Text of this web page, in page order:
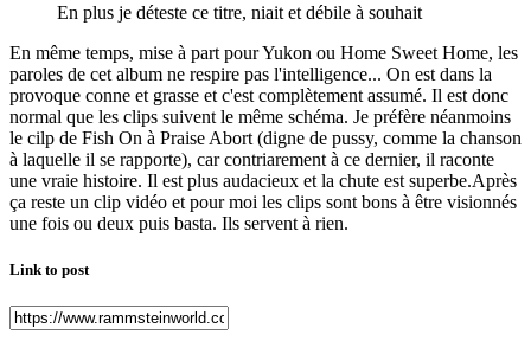
En plus je déteste ce titre, niait et débile à souhait
En même temps, mise à part pour Yukon ou Home Sweet Home, les
paroles de cet album ne respire pas l'intelligence... On est dans la
provoque conne et grasse et c'est complètement assumé. Il est donc
normal que les clips suivent le même schéma. Je préfère néanmoins
le cilp de Fish On à Praise Abort (digne de pussy, comme la chanson
à laquelle il se rapporte), car contriarement à ce dernier, il raconte
une vraie histoire. Il est plus audacieux et la chute est superbe.Après
ça reste un clip vidéo et pour moi les clips sont bons à être visionnés
une fois ou deux puis basta. Ils servent à rien.
Link to post